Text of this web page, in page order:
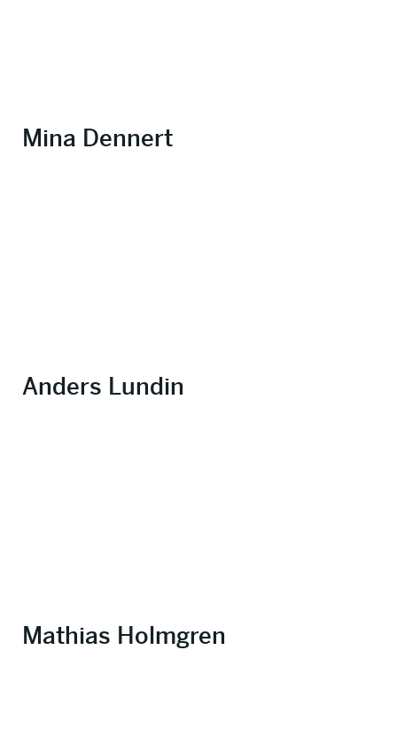
Mina Dennert
Anders Lundin
Mathias Holmgren